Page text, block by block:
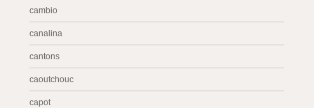
cambio
canalina
cantons
caoutchouc
capot